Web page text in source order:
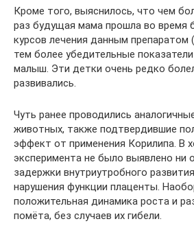
Кроме того, выяснилось, что чем
раз будущая мама прошла во время
курсов лечения данным препаратом
тем более убедительные
малыш. Эти детки очень редко
развивались.
Чуть ранее проводились
животных, также подтвердившие
эффект от применения Корилипа. В
эксперимента не было выявлено ни
задержки внутриутробного
нарушения функции плаценты.
положительная динамика роста и
помёта, без случаев их гибели.